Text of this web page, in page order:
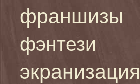
франшизы
фэнтези
экранизация